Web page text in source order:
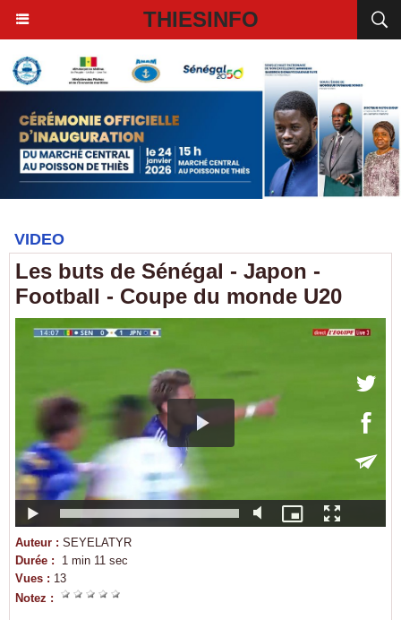
THIESINFO
VIDEO
Les buts de Sénégal - Japon -
Football - Coupe du monde U20
Auteur : SEYELATYR
Durée :
1 min 11 sec
Vues : 13
Notez :